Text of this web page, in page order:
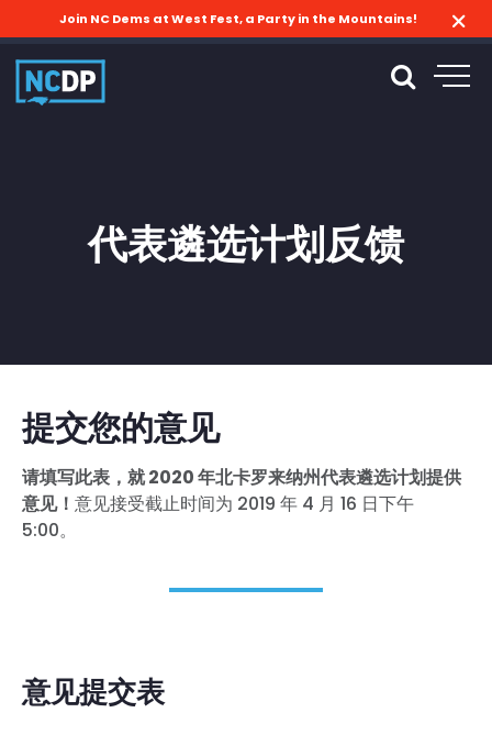
Join NC Dems at West Fest, a Party in the Mountains!
代表遴选计划反馈
提交您的意见
请填写此表，就 2020 年北卡罗来纳州代表遴选计划提供
意见！ 意见接受截止时间为 2019 年 4 月 16 日下午
5:00。
意见提交表